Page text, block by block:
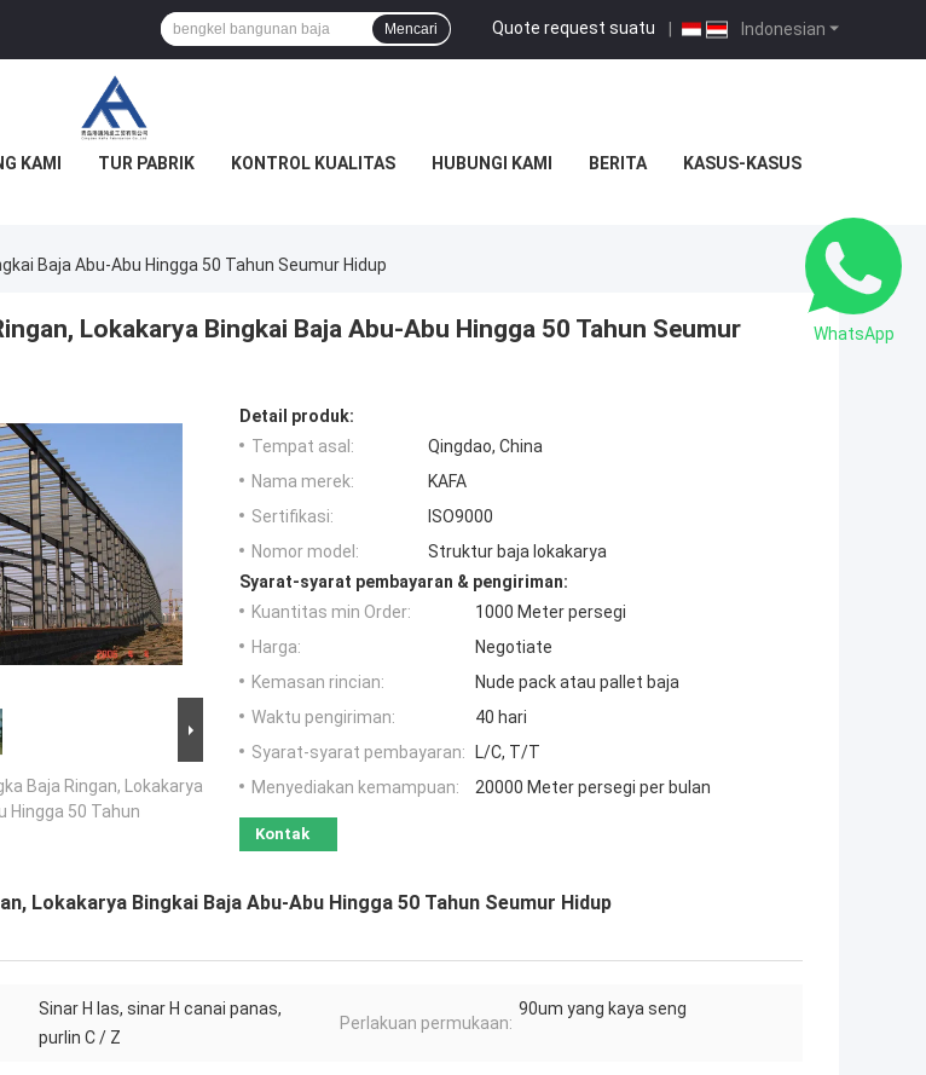
Indonesian
Quote request suatu |
Mencari
KAMI TUR PABRIK KONTROL KUALITAS HUBUNGI KAMI BERITA KASUS-KASUS
Baja Abu-Abu Hingga 50 Tahun Seumur Hidup
Lokakarya Bingkai Baja Abu-Abu Hingga 50 Tahun Seumur
Baja Ringan, Lokakarya
Hingga 50 Tahun
Detail produk:
Tempat asal:
Qingdao, China
Nama merek:
KAFA
Sertifikasi:
ISO9000
Nomor model:
Struktur baja lokakarya
Syarat-syarat pembayaran & pengiriman:
Kuantitas min Order:
1000 Meter persegi
Harga:
Negotiate
Kemasan rincian:
Nude pack atau pallet baja
Waktu pengiriman:
40 hari
Syarat-syarat pembayaran:
L/C, T/T
Menyediakan kemampuan:
20000 Meter persegi per bulan
Kontak
Lokakarya Bingkai Baja Abu-Abu Hingga 50 Tahun Seumur Hidup
Sinar H las, sinar H canai panas,
purlin C / Z
Perlakuan permukaan:
90um yang kaya seng
WhatsApp